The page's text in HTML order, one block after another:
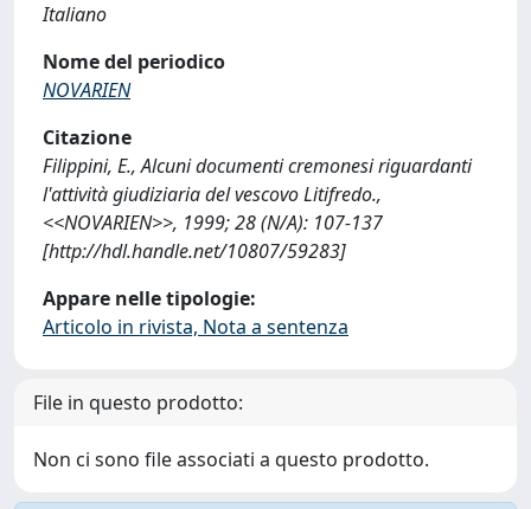
Italiano
Nome del periodico
NOVARIEN
Citazione
Filippini, E., Alcuni documenti cremonesi riguardanti
l'attività giudiziaria del vescovo Litifredo.,
<<NOVARIEN>>, 1999; 28 (N/A): 107-137
[http://hdl.handle.net/10807/59283]
Appare nelle tipologie:
Articolo in rivista, Nota a sentenza
File in questo prodotto:
Non ci sono file associati a questo prodotto.